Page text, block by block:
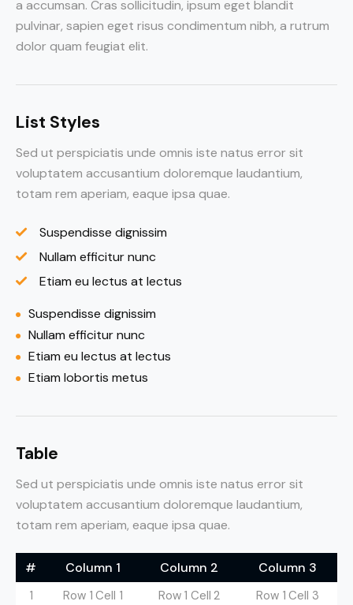
a accumsan. Cras sollicitudin, ipsum eget blandit
pulvinar, sapien eget risus condimentum nibh, a rutrum
dolor quam feugiat elit.
List Styles
Sed ut perspiciatis unde omnis iste natus error sit
voluptatem accusantium doloremque laudantium,
totam rem aperiam, eaque ipsa quae.
Suspendisse dignissim
Nullam efficitur nunc
Etiam eu lectus at lectus
Suspendisse dignissim
Nullam efficitur nunc
Etiam eu lectus at lectus
Etiam lobortis metus
Table
Sed ut perspiciatis unde omnis iste natus error sit
voluptatem accusantium doloremque laudantium,
totam rem aperiam, eaque ipsa quae.
# Column 1 Column 2 Column 3
1 Row 1 Cell 1 Row 1 Cell 2
Row 1 Cell 3